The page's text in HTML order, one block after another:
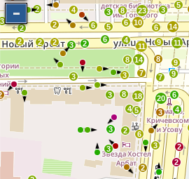
3
2
2
2
2
3
2
4
6
2
5
3
8 14
11
4
6
6 10
6
23
8
3
2
2
5
3
14
9
9
11
9
8
7
7
3
8 18
20
3
6
4
3
6
2
5
4
3
3
3
2
2
2